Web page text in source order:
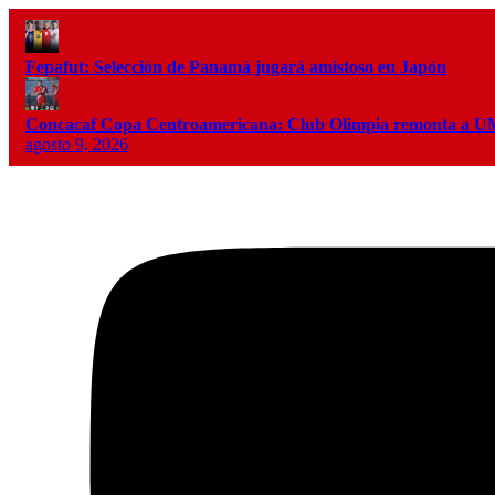
Fepafut: Selección de Panamá jugará amistoso en Japón
Concacaf Copa Centroamericana: Club Olimpia remonta a
agosto 9, 2026